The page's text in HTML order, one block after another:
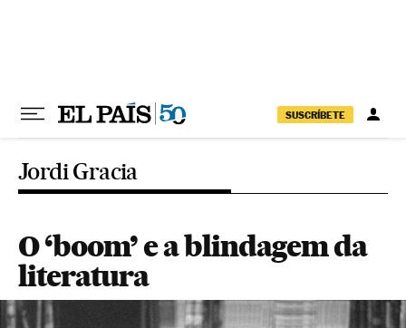
SUSCRÍBETE
Jordi Gracia
O ‘boom’ e a blindagem da
literatura